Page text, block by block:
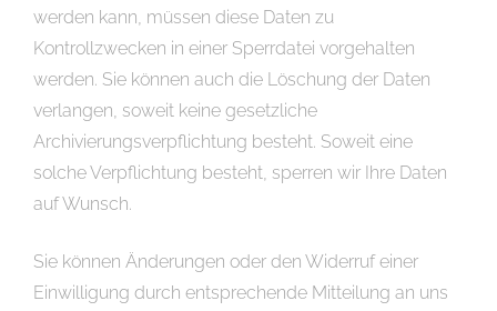
werden kann, müssen diese Daten zu
Kontrollzwecken in einer Sperrdatei vorgehalten
werden. Sie können auch die Löschung der Daten
verlangen, soweit keine gesetzliche
Archivierungsverpflichtung besteht. Soweit eine
solche Verpflichtung besteht, sperren wir Ihre Daten
auf Wunsch.
Sie können Änderungen oder den Widerruf einer
Einwilligung durch entsprechende Mitteilung an uns